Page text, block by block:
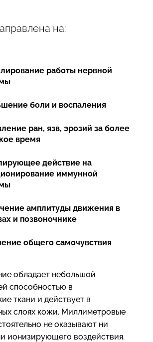
на:
работы нервной
боли и воспаления
ран, язв, эрозий за более
время
действие на
иммунной
амплитуды движения в
и позвоночнике
общего самочувствия
обладает небольшой
способностью в
ткани и действует в
слоях кожи. Миллиметровые
не оказывают ни
ионизирующего воздействия.